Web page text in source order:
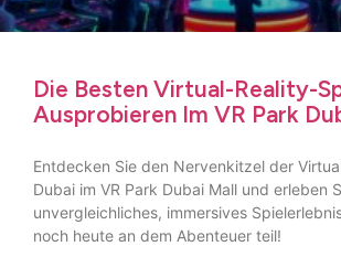
Die Besten Virtual-Reality-
Ausprobieren Im VR Park
Entdecken Sie den Nervenkitzel der
Dubai im VR Park Dubai Mall und erleben
unvergleichliches, immersives
noch heute an dem Abenteuer teil!